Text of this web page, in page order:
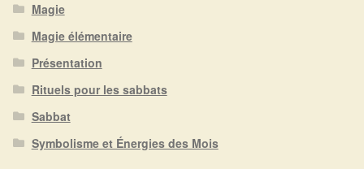
Panier
Magie
Magie élémentaire
Présentation
Rituels pour les sabbats
Sabbat
Symbolisme et Énergies des Mois